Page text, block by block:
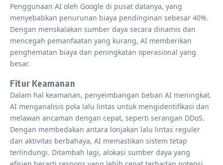
Penggunaan AI oleh Google di pusat datanya, yang
menyebabkan penurunan biaya pendinginan sebesar 40%.
Dengan menskalakan sumber daya secara dinamis dan
mencegah pemanfaatan yang kurang, AI memberikan
penghematan biaya dan peningkatan operasional yang
besar.
Fitur Keamanan
Dalam hal keamanan, penyeimbangan beban AI meningkat.
AI menganalisis pola lalu lintas untuk mengidentifikasi dan
melawan ancaman dengan cepat, seperti serangan DDoS.
Dengan membedakan antara lonjakan lalu lintas reguler
dan aktivitas berbahaya, AI memastikan sistem tetap
terlindungi. Ditambah lagi, alokasi sumber daya yang